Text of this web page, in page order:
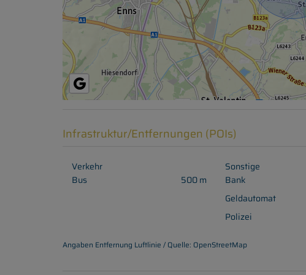
Infrastruktur/Entfernungen (POIs)
Verkehr
Bus
500 m
Sonstige
Bank
Geldautomat
Polizei
Angaben Entfernung Luftlinie / Quelle: OpenStreetMap